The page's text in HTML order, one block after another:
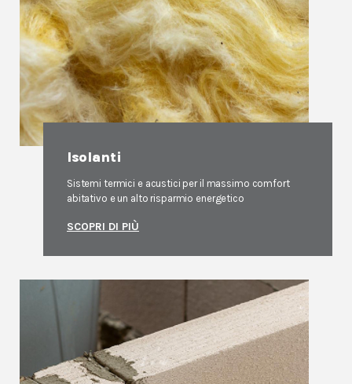
⁠Isolanti
Sistemi termici e acustici per il massimo comfort
abitativo e un alto risparmio energetico
SCOPRI DI PIÙ